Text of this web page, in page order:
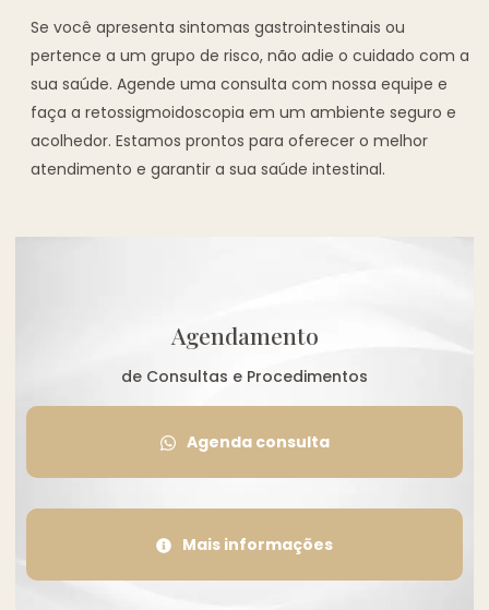
Agendamento
de Consultas e Procedimentos
Agenda consulta
Mais informações
Se você apresenta sintomas gastrointestinais ou
pertence a um grupo de risco, não adie o cuidado com a
sua saúde. Agende uma consulta com nossa equipe e
faça a retossigmoidoscopia em um ambiente seguro e
acolhedor. Estamos prontos para oferecer o melhor
atendimento e garantir a sua saúde intestinal.